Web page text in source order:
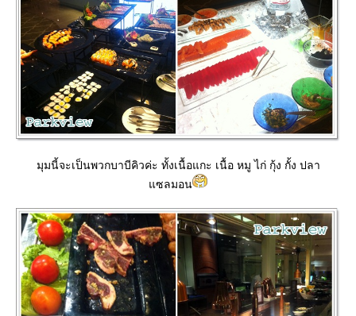
มุมนี้จะเป็นพวกบาบีคิวค่ะ ทั้งเนื้อแกะ เนื้อ หมู ไก่ กุ้ง กั้ง ปลา
ซลมอน